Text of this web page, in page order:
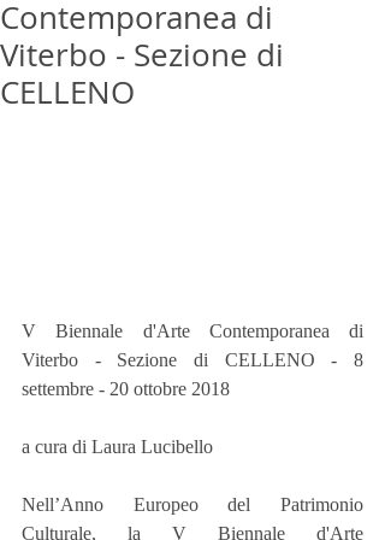
Contemporanea di
Viterbo - Sezione di
CELLENO
V Biennale d'Arte Contemporanea di
Viterbo - Sezione di CELLENO - 8
settembre - 20 ottobre 2018
a cura di Laura Lucibello
Nell’Anno Europeo del Patrimonio
Culturale, la V Biennale d'Arte